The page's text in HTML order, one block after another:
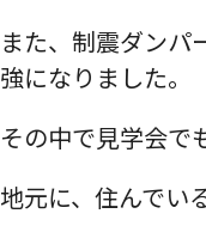
また、制震ダンパ
強になりました。
その中で見学会で
地元に、住んでい